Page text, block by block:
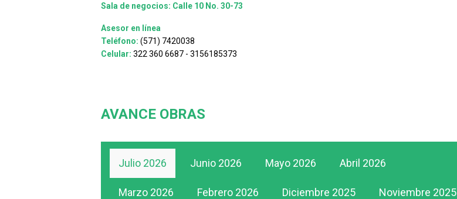
Sala de negocios: Calle 10 No. 30-73
Asesor en línea
Teléfono: (571) 7420038
Celular: 322 360 6687 - 3156185373
AVANCE OBRAS
Julio 2026 Junio 2026 Mayo 2026 Abril 2026
Marzo 2026 Febrero 2026 Diciembre 2025 Noviembre 2025